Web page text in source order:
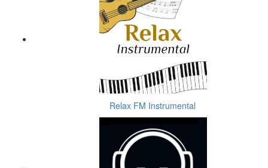
Relax FM Instrumental